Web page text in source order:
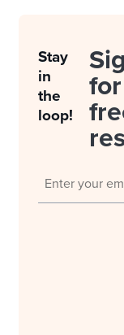
Stay
in
the
loop!